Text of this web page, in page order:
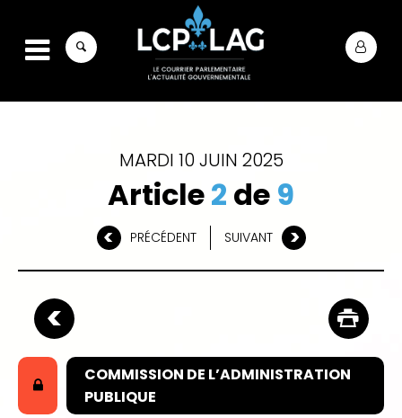
MARDI 10 JUIN 2025
Article2 de 9
PRÉCÉDENT SUIVANT
COMMISSION DE L’ADMINISTRATION
PUBLIQUE